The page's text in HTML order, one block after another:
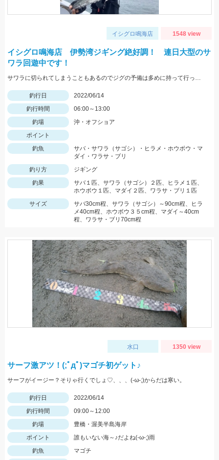
イシグロ鳴海店 1548 view
イシグロ鳴海店 伊勢湾ジギング絶好調！ 連日大型のサ
ワラ回遊中です！
サワラに切られてしまうこともあるのでジグの予備は多めに持って行ってくださいね！
釣行日
2022/06/14
釣行時間
06:00～13:00
釣場
沖・オフショア
ポイント
釣魚
サバ・サワラ（サゴシ）・ヒラメ・ホウボウ・マ
ダイ・ワラサ・ブリ
釣り方
ジギング
釣果
サバ１匹、サワラ（サゴシ）２匹、ヒラメ１匹、
ホウボウ１匹、マダイ２匹、ワラサ・ブリ１匹
サイズ
サバ30cm程、サワラ（サゴシ）～90cm程、ヒラ
メ40cm程、ホウボウ３５cm程、マダイ～40cm
程、ワラサ・ブリ70cm程
水口 1350 view
サーフ激アツ！(;ﾟдﾟ)マゴチ初ゲット♪
サーフがイージー？そりゃ行くでしょ♡、、、(-ω-;)からだは寒い。
釣行日
2022/06/14
釣行時間
09:00～12:00
釣場
豊橋・渥美半島海岸
ポイント
誰もいない海～♪だよね(-ω-;)雨
釣魚
マゴチ